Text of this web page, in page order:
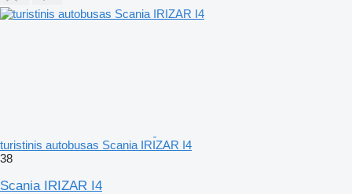
turistinis autobusas Scania IRIZAR I4
38
Scania IRIZAR I4